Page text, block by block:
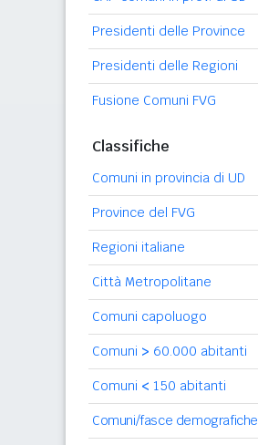
Presidenti delle Province
Presidenti delle Regioni
Fusione Comuni FVG
Classifiche
Comuni in provincia di UD
Province del FVG
Regioni italiane
Città Metropolitane
Comuni capoluogo
Comuni > 60.000 abitanti
Comuni < 150 abitanti
Comuni/fasce demografiche